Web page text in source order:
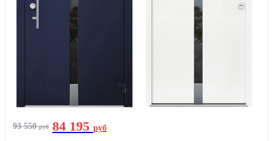
93 550руб 84 195 руб